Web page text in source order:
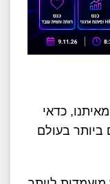
כדאי
בעולם